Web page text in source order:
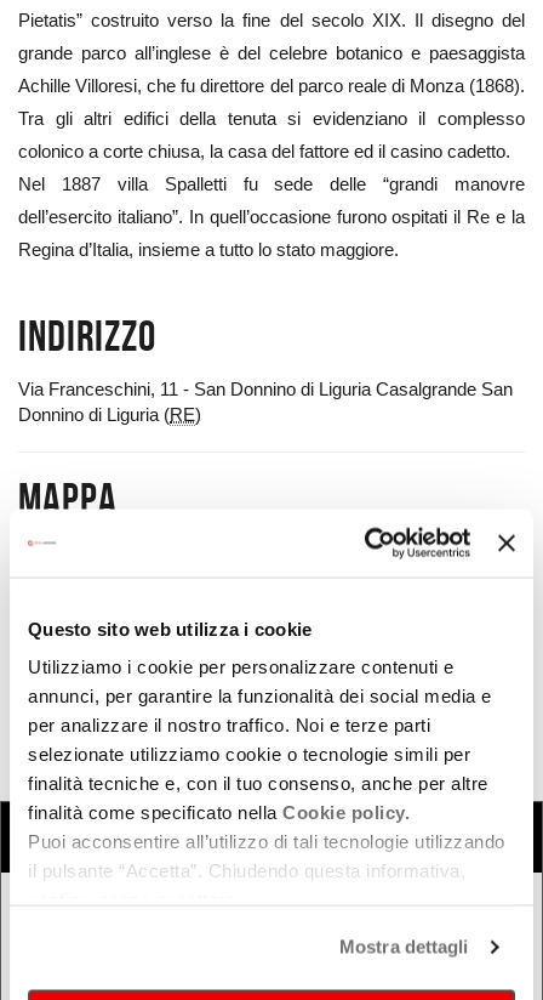
Questo sito web utilizza i cookie
Utilizziamo i cookie per personalizzare contenuti e
annunci, per garantire la funzionalità dei social media e
per analizzare il nostro traffico. Noi e terze parti
selezionate utilizziamo cookie o tecnologie simili per
finalità tecniche e, con il tuo consenso, anche per altre
finalità come specificato nella Cookie policy.
Puoi acconsentire all’utilizzo di tali tecnologie utilizzando
il pulsante “Accetta”. Chiudendo questa informativa,
Mostra dettagli
Pietatis” costruito verso la fine del secolo XIX. Il disegno del
grande parco all’inglese è del celebre botanico e paesaggista
Achille Villoresi, che fu direttore del parco reale di Monza (1868).
Tra gli altri edifici della tenuta si evidenziano il complesso
colonico a corte chiusa, la casa del fattore ed il casino cadetto.
Nel 1887 villa Spalletti fu sede delle “grandi manovre
dell’esercito italiano”. In quell’occasione furono ospitati il Re e la
Regina d’Italia, insieme a tutto lo stato maggiore.
Indirizzo
Via Franceschini, 11 - San Donnino di Liguria Casalgrande San
Donnino di Liguria (RE)
Mappa
SCUDERIE DI VILLA SPALLETTI - Via Franceschini, 11 -
COSACerca eventi Cerca rassegne e festival